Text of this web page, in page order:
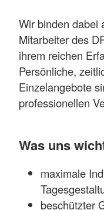
Wir binden dabei
Mitarbeiter des
ihrem reichen
Persönliche,
Einzelangebote
professionellen
Was uns
maximale
beschützter